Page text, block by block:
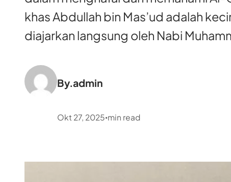
khas Abdullah bin Mas’ud adalah
diajarkan langsung oleh Nabi
By.admin
Okt 27, 2025 •min read